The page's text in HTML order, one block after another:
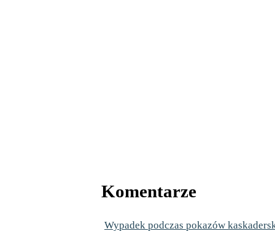
Komentarze
Wypadek podczas pokazów